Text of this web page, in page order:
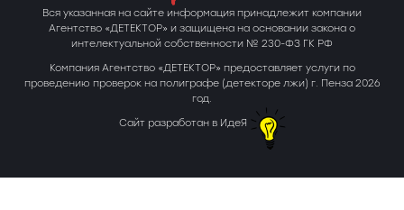
Вся указанная на сайте информация принадлежит компании
Агентство «ДЕТЕКТОР» и защищена на основании закона о
интелектуальной собственности № 230-ФЗ ГК РФ
Компания Агентство «ДЕТЕКТОР» предоставляет услуги по
проведению проверок на полиграфе (детекторе лжи) г. Пенза 2026
год.
Сайт разработан в ИдеЯ